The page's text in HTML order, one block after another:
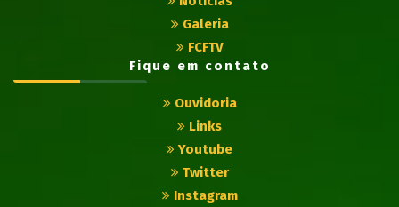
Galeria
FCFTV
Fique em contato
Ouvidoria
Links
Youtube
Twitter
Instagram